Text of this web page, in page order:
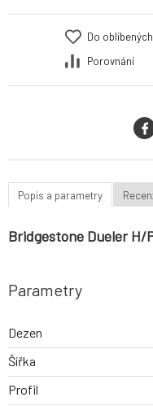
Do oblíbených
Porovnání
Popis a parametry
Bridgestone Dueler H/
Parametry
Dezen
Šířka
Profil